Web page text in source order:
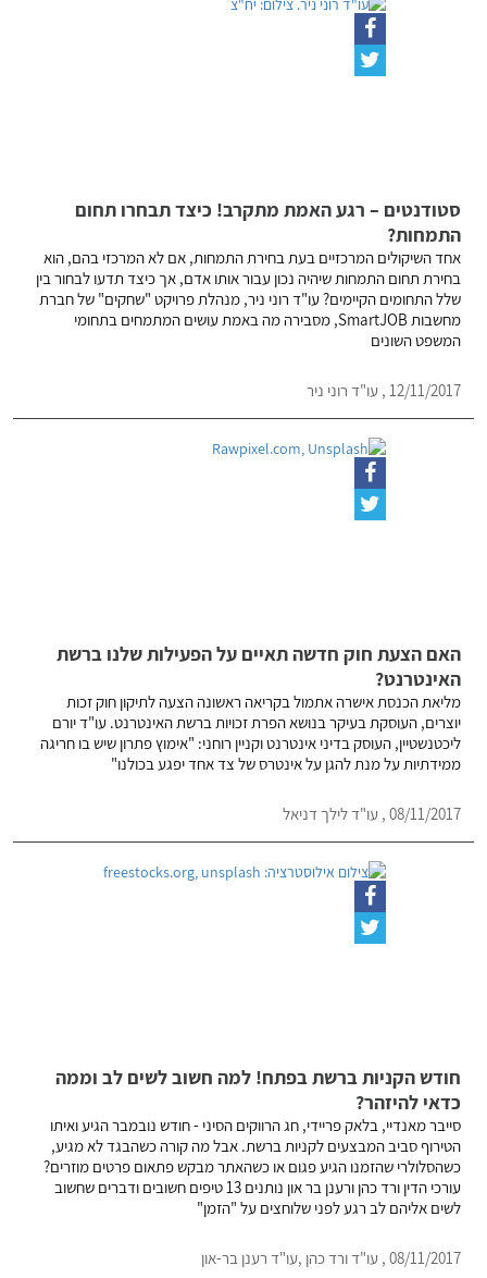
סטודנטים – רגע האמת מתקרב! כיצד תבחרו תחום
התמחות?
אחד השיקולים המרכזיים בעת בחירת התמחות, אם לא המרכזי בהם, הוא
בחירת תחום התמחות שיהיה נכון עבור אותו אדם, אך כיצד תדעו לבחור בין
שלל התחומים הקיימים? עו"ד רוני ניר, מנהלת פרויקט "שחקים" של חברת
מחשבות SmartJOB, מסבירה מה באמת עושים המתמחים בתחומי
המשפט השונים
12/11/2017 , עו"ד רוני ניר
האם הצעת חוק חדשה תאיים על הפעילות שלנו ברשת
האינטרנט?
מליאת הכנסת אישרה אתמול בקריאה ראשונה הצעה לתיקון חוק זכות
יוצרים, העוסקת בעיקר בנושא הפרת זכויות ברשת האינטרנט. עו"ד יורם
ליכטנשטיין, העוסק בדיני אינטרנט וקניין רוחני: "אימוץ פתרון שיש בו חריגה
ממידתיות על מנת להגן על אינטרס של צד אחד יפגע בכולנו"
08/11/2017 , עו"ד לילך דניאל
חודש הקניות ברשת בפתח! למה חשוב לשים לב וממה
כדאי להיזהר?
סייבר מאנדיי, בלאק פריידי, חג הרווקים הסיני - חודש נובמבר הגיע ואיתו
הטירוף סביב המבצעים לקניות ברשת. אבל מה קורה כשהבגד לא מגיע,
כשהסלולרי שהזמנו הגיע פגום או כשהאתר מבקש פתאום פרטים מוזרים?
עורכי הדין ורד כהן ורענן בר און נותנים 13 טיפים חשובים ודברים שחשוב
לשים אליהם לב רגע לפני שלוחצים על "הזמן"
08/11/2017 , עו"ד ורד כהן ,עו"ד רענן בר-און